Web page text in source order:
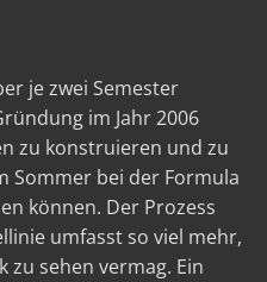
je zwei Semester
im Jahr 2006
zu konstruieren und zu
Sommer bei der Formula
können. Der Prozess
umfasst so viel mehr,
zu sehen vermag. Ein